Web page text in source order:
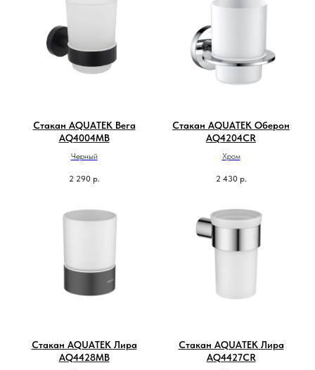
Стакан AQUATEK Вега
AQ4004MB
Черный
2 290 р.
Стакан AQUATEK Оберон
AQ4204CR
Хром
2 430 р.
Стакан AQUATEK Лира
AQ4428MB
Стакан AQUATEK Лира
AQ4427CR